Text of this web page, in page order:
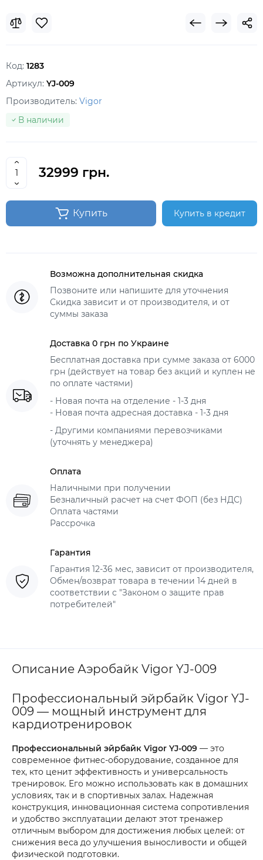
Код: 1283
Артикул: YJ-009
Производитель: Vigor
В наличии
32999 грн.
Купить Купить в кредит
Возможна дополнительная скидка
Позвоните или напишите для уточнения
Скидка зависит и от производителя, и от
суммы заказа
Доставка 0 грн по Украине
Бесплатная доставка при сумме заказа от 6000
грн (действует на товар без акций и куплен не
по оплате частями)
- Новая почта на отделение - 1-3 дня
- Новая почта адресная доставка - 1-3 дня
- Другими компаниями перевозчиками
(уточнять у менеджера)
Оплата
Наличными при получении
Безналичный расчет на счет ФОП (без НДС)
Оплата частями
Рассрочка
Гарантия
Гарантия 12-36 мес, зависит от производителя,
Обмен/возврат товара в течении 14 дней в
соответствии с "Законом о защите прав
потребителей"
Описание Аэробайк Vigor YJ-009
Профессиональный эйрбайк Vigor YJ-
009 — мощный инструмент для
кардиотренировок
Профессиональный эйрбайк Vigor YJ-009 — это
современное фитнес-оборудование, созданное для
тех, кто ценит эффективность и универсальность
тренировок. Его можно использовать как в домашних
условиях, так и в спортивных залах. Надежная
конструкция, инновационная система сопротивления
и удобство эксплуатации делают этот тренажер
отличным выбором для достижения любых целей: от
снижения веса до улучшения выносливости и общей
физической подготовки.